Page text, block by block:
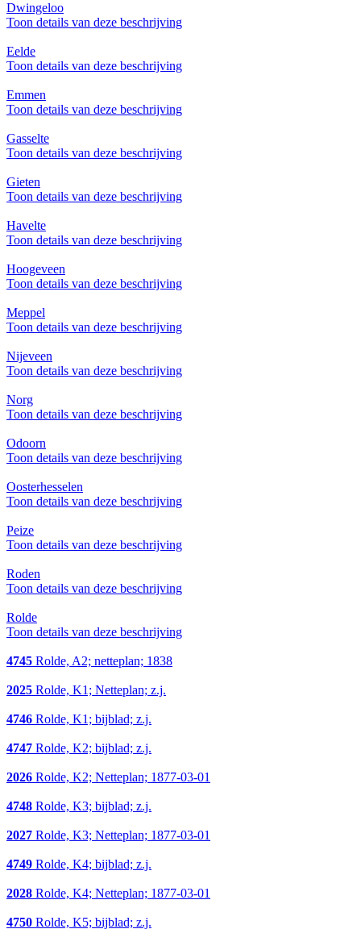
Dwingeloo
Toon details van deze beschrijving
Eelde
Toon details van deze beschrijving
Emmen
Toon details van deze beschrijving
Gasselte
Toon details van deze beschrijving
Gieten
Toon details van deze beschrijving
Havelte
Toon details van deze beschrijving
Hoogeveen
Toon details van deze beschrijving
Meppel
Toon details van deze beschrijving
Nijeveen
Toon details van deze beschrijving
Norg
Toon details van deze beschrijving
Odoorn
Toon details van deze beschrijving
Oosterhesselen
Toon details van deze beschrijving
Peize
Toon details van deze beschrijving
Roden
Toon details van deze beschrijving
Rolde
Toon details van deze beschrijving
4745 Rolde, A2; netteplan; 1838
2025 Rolde, K1; Netteplan; z.j.
4746 Rolde, K1; bijblad; z.j.
4747 Rolde, K2; bijblad; z.j.
2026 Rolde, K2; Netteplan; 1877-03-01
4748 Rolde, K3; bijblad; z.j.
2027 Rolde, K3; Netteplan; 1877-03-01
4749 Rolde, K4; bijblad; z.j.
2028 Rolde, K4; Netteplan; 1877-03-01
4750 Rolde, K5; bijblad; z.j.